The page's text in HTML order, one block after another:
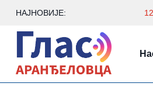
НАЈНОВИЈЕ: